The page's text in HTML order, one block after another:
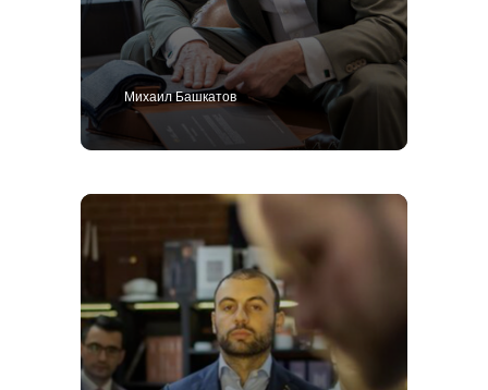
Михаил Башкатов
+7 499 938-65-
25
Позвоните мне
Смокинг
Пиджак
Костюм